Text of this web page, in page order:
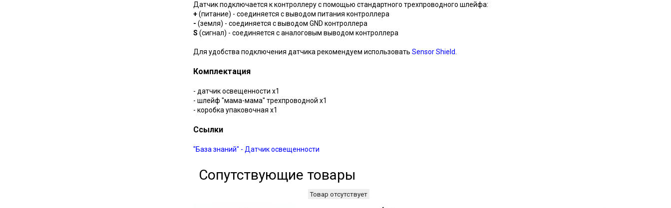
Датчик подключается к контроллеру с помощью стандартного трехпроводного шлейфа:
+(питание) - соединяется с выводом питания контроллера
- (земля) - соединяется с выводом GND контроллера
S (сигнал) - соединяется с аналоговым выводом контроллера
Для удобства подключения датчика рекомендуем использовать Sensor Shield
Комплектация
- датчик освещенности х1
- шлейф "мама-мама" трехпроводной х1
- коробка упаковочная х1
Ссылки
"База знаний" - Датчик освещенности
Сопутствующие товары
Товар отсутствует